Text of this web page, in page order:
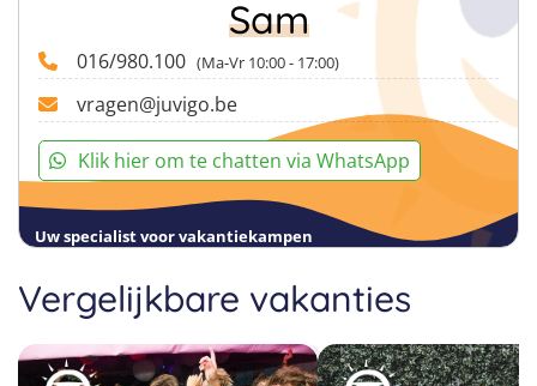
Sam
016/980.100 (Ma-Vr 10:00 - 17:00)
vragen@juvigo.be
Klik hier om te chatten via WhatsApp
Uw specialist voor vakantiekampen
Vergelijkbare vakanties